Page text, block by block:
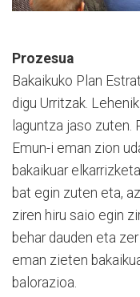
Prozesua
Bakaikuko Plan
digu Urritzak.
laguntza jaso zuten.
Emun-i eman zion
bakaikuar
bat egin zuten eta,
ziren hiru saio egin
behar dauden eta
eman zieten
balorazioa.